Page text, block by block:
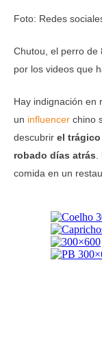
Foto: Redes
Chutou, el perro de
por los videos que
Hay indignación en
un influencer chino
descubrir el
robado días atrás
comida en un